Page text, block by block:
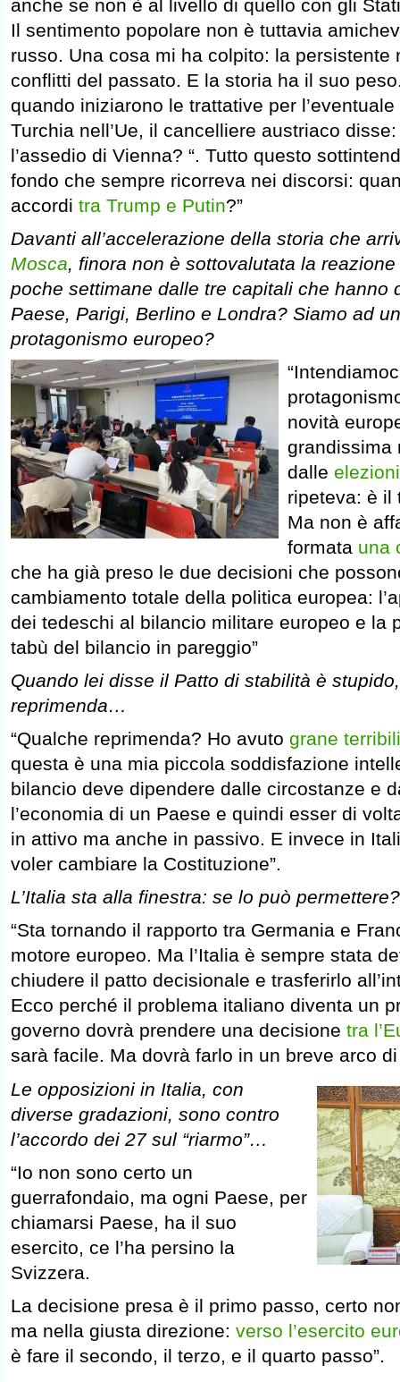
anche se non è al livello di quello con gli
Il sentimento popolare non è tuttavia
russo. Una cosa mi ha colpito: la persistente
conflitti del passato. E la storia ha il suo
quando iniziarono le trattative per
Turchia nell’Ue, il cancelliere austriaco
l’assedio di Vienna? “. Tutto questo
fondo che sempre ricorreva nei discorsi:
accordi tra Trump e Putin?”
Davanti all’accelerazione della storia che
Mosca, finora non è sottovalutata la
poche settimane dalle tre capitali che hanno
Paese, Parigi, Berlino e Londra? Siamo ad
protagonismo europeo?
novità
grandissima
dalle
ripeteva: è il
Ma non è
formata una
che ha già preso le due decisioni che
cambiamento totale della politica europea:
dei tedeschi al bilancio militare europeo e la
tabù del bilancio in pareggio”
Quando lei disse il Patto di stabilità è
reprimenda…
“Qualche reprimenda? Ho avuto grane terribili
questa è una mia piccola soddisfazione
bilancio deve dipendere dalle circostanze e
l’economia di un Paese e quindi esser di
in attivo ma anche in passivo. E invece in
voler cambiare la Costituzione”.
L’Italia sta alla finestra: se lo può permettere?
“Sta tornando il rapporto tra Germania e
motore europeo. Ma l’Italia è sempre stata
chiudere il patto decisionale e trasferirlo
Ecco perché il problema italiano diventa un
governo dovrà prendere una decisione tra
sarà facile. Ma dovrà farlo in un breve arco di
Le opposizioni in Italia, con
diverse gradazioni, sono contro
l’accordo dei 27 sul “riarmo”…
“Io non sono certo un
guerrafondaio, ma ogni Paese, per
chiamarsi Paese, ha il suo
esercito, ce l’ha persino la
Svizzera.
La decisione presa è il primo passo, certo
ma nella giusta direzione: verso l’esercito
è fare il secondo, il terzo, e il quarto passo”.